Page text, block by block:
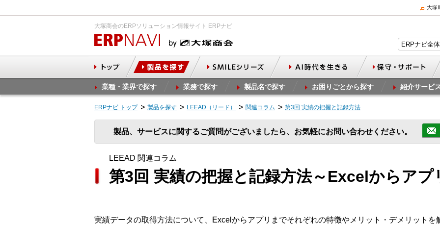
大塚
大塚商会のERPソリューション情報サイト ERPナビ
業種・業界で探す 業務で探す 製品名で探す お困りごとから探す 紹介サービ
ERPナビ トップ 製品を探す LEEAD（リード） 関連コラム 第3回 実績の把握と記録方法
製品、サービスに関するご質問がございましたら、お気軽にお問い合わせください。
LEEAD 関連コラム
第3回 実績の把握と記録方法～Excelからアプ
実績データの取得方法について、Excelからアプリまでそれぞれの特徴やメリット・デメリットを